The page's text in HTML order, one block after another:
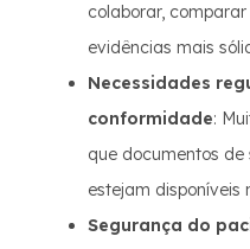
colaborar,
evidências mais
Necessidades
conformidade:
que documentos de
estejam disponíveis
Segurança do